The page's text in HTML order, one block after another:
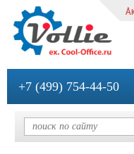
+7 (499) 754-44-50